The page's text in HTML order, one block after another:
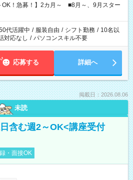
たくない」 など、ご希望を教えてください
の勤務時間。 合計で週40時間を超える場
。
OK！急募！】2カ月～ ■8月～、9月スター
代活躍中 / 服装自由 / シフト勤務 / 10名以
対応なし / パソコンスキル不要
応募する 詳細へ
掲載日：2026.08.06
未読
含む週2～OK<講座受付
・面接OK